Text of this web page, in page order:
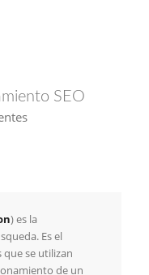
SEO
) es la
Es el
se utilizan
de un